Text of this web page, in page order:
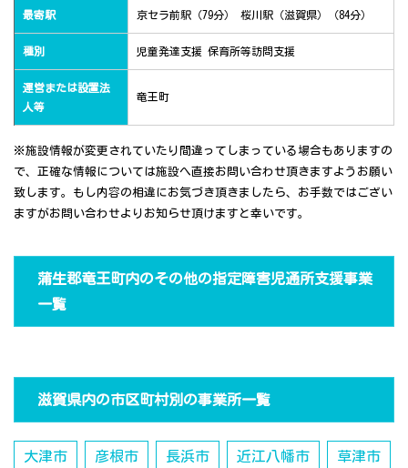
最寄駅 京セラ前駅（79分） 桜川駅（滋賀県）（84分）
種別 児童発達支援 保育所等訪問支援
運営または設置法
人等
竜王町
※施設情報が変更されていたり間違ってしまっている場合もありますの
で、正確な情報については施設へ直接お問い合わせ頂きますようお願い
致します。もし内容の相違にお気づき頂きましたら、お手数ではござい
ますがお問い合わせよりお知らせ頂けますと幸いです。
蒲生郡竜王町内のその他の指定障害児通所支援事業
一覧
滋賀県内の市区町村別の事業所一覧
大津市 彦根市 長浜市 近江八幡市 草津市